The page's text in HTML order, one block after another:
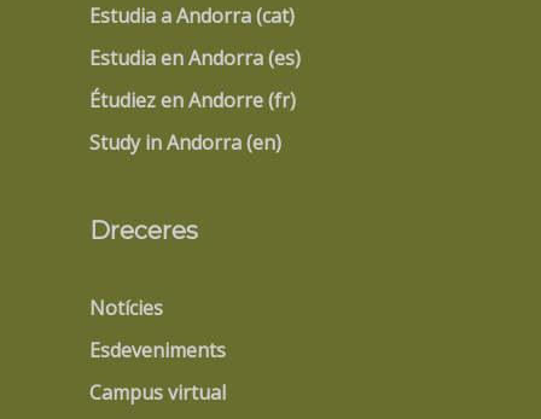
Estudia a Andorra (cat)
Estudia en Andorra (es)
Étudiez en Andorre (fr)
Study in Andorra (en)
Dreceres
Notícies
Esdeveniments
Campus virtual